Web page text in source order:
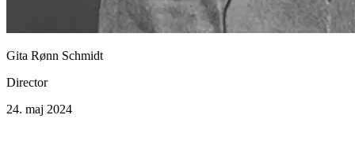
Gita Rønn Schmidt
Director
24. maj 2024